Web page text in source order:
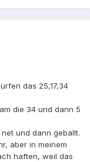
das 25,17,34
die 34 und dann 5
und dann geballt.
aber in meinem
haften, weil das